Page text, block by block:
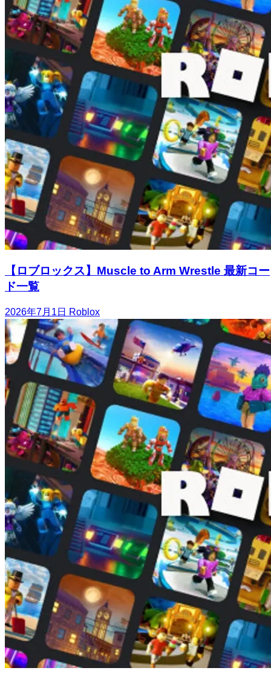
【ロブロックス】Muscle to Arm Wrestle 最新コー
ド一覧
2026年7月1日 Roblox